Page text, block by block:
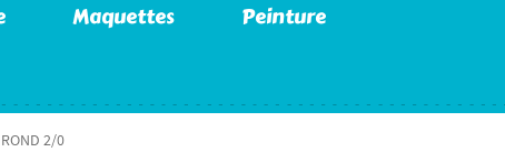
Maquettes Peinture
2/0